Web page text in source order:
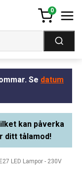
0
Se datum
kan påverka
ditt tålamod!
E27 LED Lampor - 230V